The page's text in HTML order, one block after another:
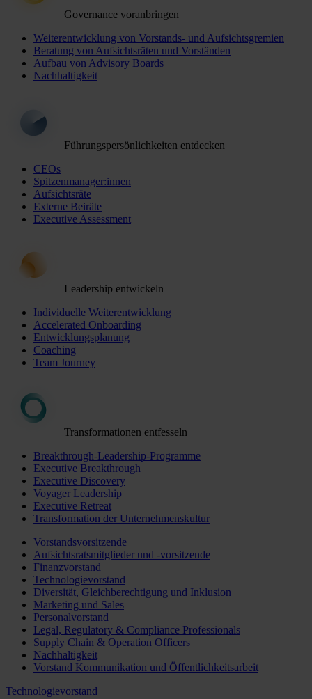
Governance voranbringen
Weiterentwicklung von Vorstands- und Aufsichtsgremien
Beratung von Aufsichtsräten und Vorständen
Aufbau von Advisory Boards
Nachhaltigkeit
Führungspersönlichkeiten entdecken
CEOs
Spitzenmanager:innen
Aufsichtsräte
Externe Beiräte
Executive Assessment
Leadership entwickeln
Individuelle Weiterentwicklung
Accelerated Onboarding
Entwicklungsplanung
Coaching
Team Journey
Transformationen entfesseln
Breakthrough-Leadership-Programme
Executive Breakthrough
Executive Discovery
Voyager Leadership
Executive Retreat
Transformation der Unternehmenskultur
Vorstandsvorsitzende
Aufsichtsratsmitglieder und -vorsitzende
Finanzvorstand
Technologievorstand
Diversität, Gleichberechtigung und Inklusion
Marketing und Sales
Personalvorstand
Legal, Regulatory & Compliance Professionals
Supply Chain & Operation Officers
Nachhaltigkeit
Vorstand Kommunikation und Öffentlichkeitsarbeit
Technologievorstand